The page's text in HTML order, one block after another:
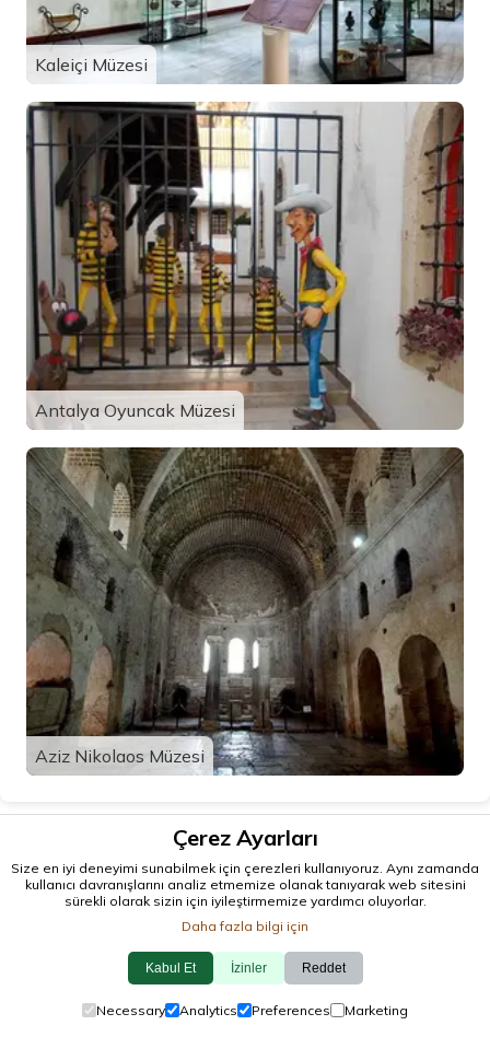
Kaleiçi Müzesi
Antalya Oyuncak Müzesi
Aziz Nikolaos Müzesi
Çerez Ayarları
Size en iyi deneyimi sunabilmek için çerezleri kullanıyoruz. Aynı zamanda
kullanıcı davranışlarını analiz etmemize olanak tanıyarak web sitesini
sürekli olarak sizin için iyileştirmemize yardımcı oluyorlar.
Daha fazla bilgi için
Kabul Et İzinler Reddet
Necessary Analytics Preferences Marketing
© 2026 antalya.tc